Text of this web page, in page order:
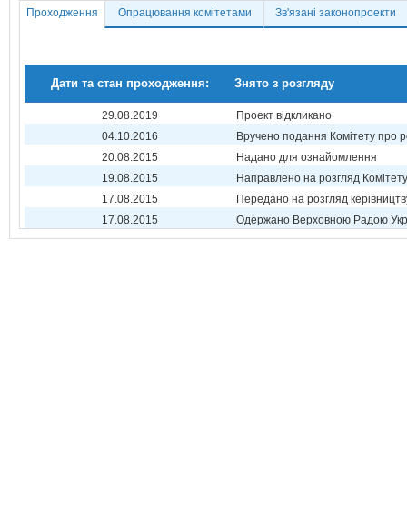
Проходження Опрацювання комітетами Зв'язані законопроекти
Дати та стан проходження: Знято з розгляду
29.08.2019
Проект відкликано
04.10.2016
Вручено подання Комітету про
20.08.2015
Надано для ознайомлення
19.08.2015
Направлено на розгляд Комітету
17.08.2015
Передано на розгляд
17.08.2015
Одержано Верховною Радою